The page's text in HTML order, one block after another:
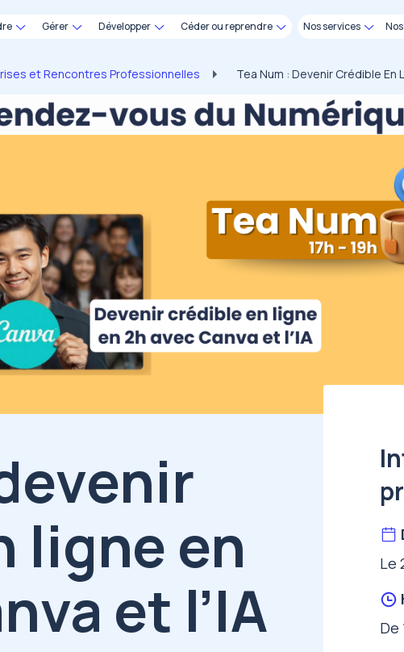
Gérer Développer Céder ou reprendre Nos services
et Rencontres Professionnelles Tea Num : Devenir Crédible En
ligne en
et l’IA
Le
De